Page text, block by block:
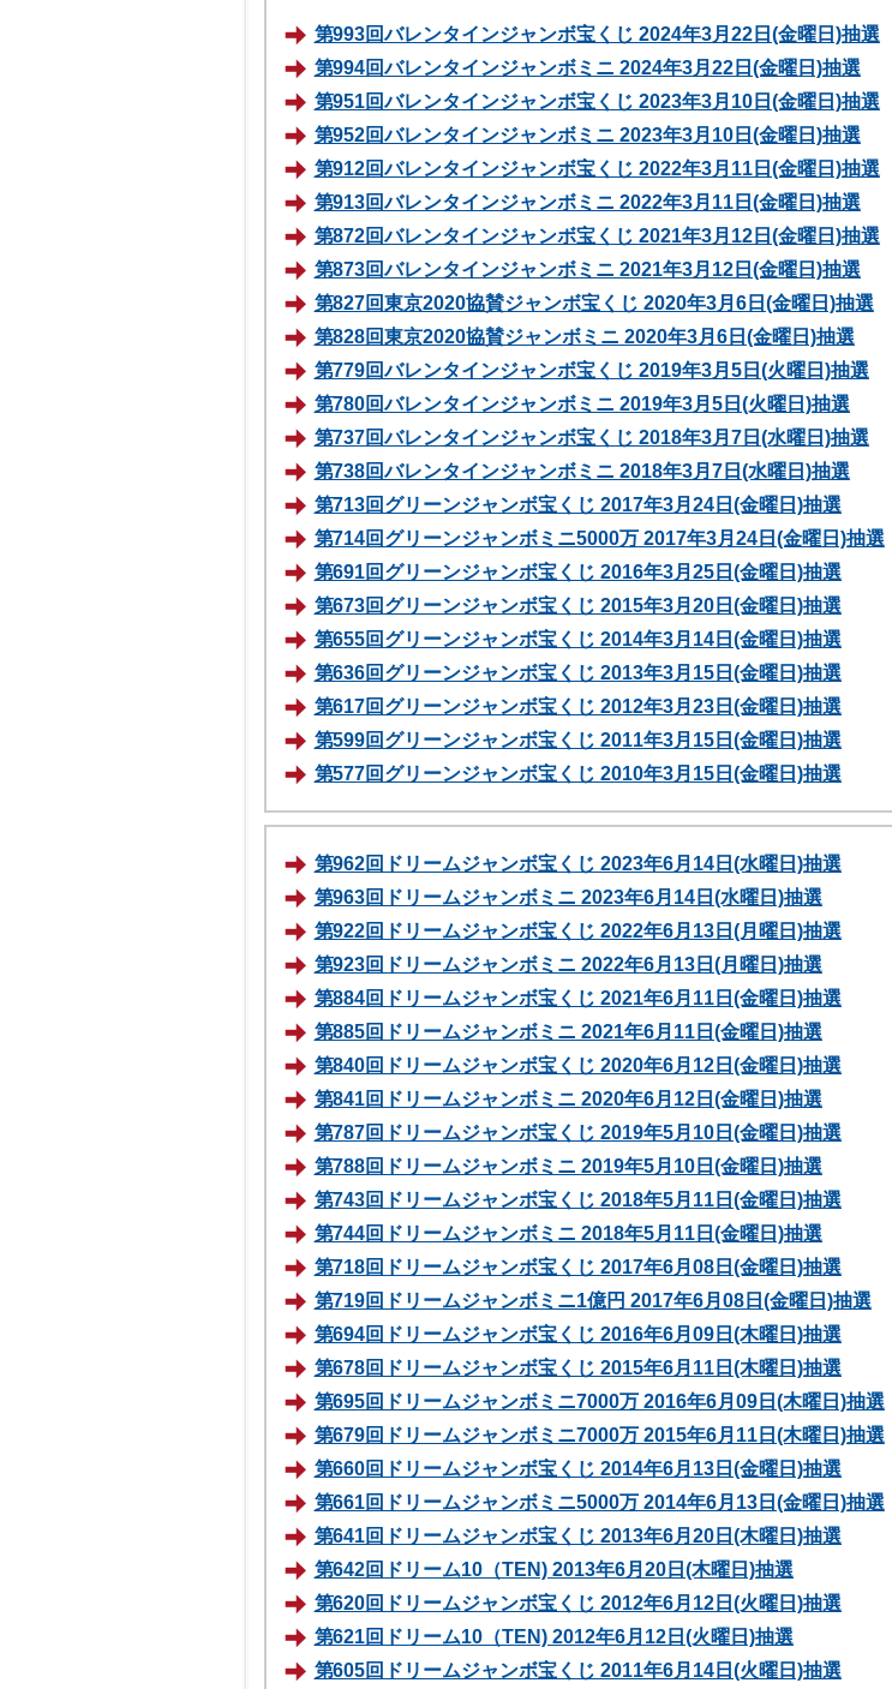
第993回バレンタインジャンボ宝くじ 2024年3月22日(金曜日)抽選
第994回バレンタインジャンボミニ 2024年3月22日(金曜日)抽選
第951回バレンタインジャンボ宝くじ 2023年3月10日(金曜日)抽選
第952回バレンタインジャンボミニ 2023年3月10日(金曜日)抽選
第912回バレンタインジャンボ宝くじ 2022年3月11日(金曜日)抽選
第913回バレンタインジャンボミニ 2022年3月11日(金曜日)抽選
第872回バレンタインジャンボ宝くじ 2021年3月12日(金曜日)抽選
第873回バレンタインジャンボミニ 2021年3月12日(金曜日)抽選
第827回東京2020協賛ジャンボ宝くじ 2020年3月6日(金曜日)抽選
第828回東京2020協賛ジャンボミニ 2020年3月6日(金曜日)抽選
第779回バレンタインジャンボ宝くじ 2019年3月5日(火曜日)抽選
第780回バレンタインジャンボミニ 2019年3月5日(火曜日)抽選
第737回バレンタインジャンボ宝くじ 2018年3月7日(水曜日)抽選
第738回バレンタインジャンボミニ 2018年3月7日(水曜日)抽選
第713回グリーンジャンボ宝くじ 2017年3月24日(金曜日)抽選
第714回グリーンジャンボミニ5000万 2017年3月24日(金曜日)抽選
第691回グリーンジャンボ宝くじ 2016年3月25日(金曜日)抽選
第673回グリーンジャンボ宝くじ 2015年3月20日(金曜日)抽選
第655回グリーンジャンボ宝くじ 2014年3月14日(金曜日)抽選
第636回グリーンジャンボ宝くじ 2013年3月15日(金曜日)抽選
第617回グリーンジャンボ宝くじ 2012年3月23日(金曜日)抽選
第599回グリーンジャンボ宝くじ 2011年3月15日(金曜日)抽選
第577回グリーンジャンボ宝くじ 2010年3月15日(金曜日)抽選
第962回ドリームジャンボ宝くじ 2023年6月14日(水曜日)抽選
第963回ドリームジャンボミニ 2023年6月14日(水曜日)抽選
第922回ドリームジャンボ宝くじ 2022年6月13日(月曜日)抽選
第923回ドリームジャンボミニ 2022年6月13日(月曜日)抽選
第884回ドリームジャンボ宝くじ 2021年6月11日(金曜日)抽選
第885回ドリームジャンボミニ 2021年6月11日(金曜日)抽選
第840回ドリームジャンボ宝くじ 2020年6月12日(金曜日)抽選
第841回ドリームジャンボミニ 2020年6月12日(金曜日)抽選
第787回ドリームジャンボ宝くじ 2019年5月10日(金曜日)抽選
第788回ドリームジャンボミニ 2019年5月10日(金曜日)抽選
第743回ドリームジャンボ宝くじ 2018年5月11日(金曜日)抽選
第744回ドリームジャンボミニ 2018年5月11日(金曜日)抽選
第718回ドリームジャンボ宝くじ 2017年6月08日(金曜日)抽選
第719回ドリームジャンボミニ1億円 2017年6月08日(金曜日)抽選
第694回ドリームジャンボ宝くじ 2016年6月09日(木曜日)抽選
第678回ドリームジャンボ宝くじ 2015年6月11日(木曜日)抽選
第695回ドリームジャンボミニ7000万 2016年6月09日(木曜日)抽選
第679回ドリームジャンボミニ7000万 2015年6月11日(木曜日)抽選
第660回ドリームジャンボ宝くじ 2014年6月13日(金曜日)抽選
第661回ドリームジャンボミニ5000万 2014年6月13日(金曜日)抽選
第641回ドリームジャンボ宝くじ 2013年6月20日(木曜日)抽選
第642回ドリーム10（TEN) 2013年6月20日(木曜日)抽選
第620回ドリームジャンボ宝くじ 2012年6月12日(火曜日)抽選
第621回ドリーム10（TEN) 2012年6月12日(火曜日)抽選
第605回ドリームジャンボ宝くじ 2011年6月14日(火曜日)抽選